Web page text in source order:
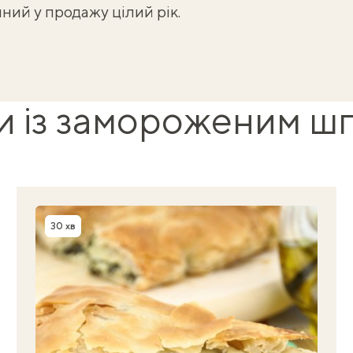
у продажу цілий рік.
із замороженим
Час приготування
30 хв